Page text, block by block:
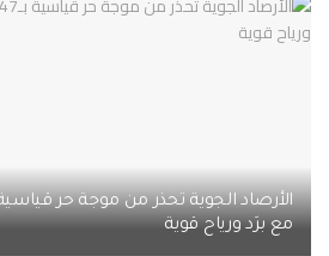
مع برَد ورياح قوية